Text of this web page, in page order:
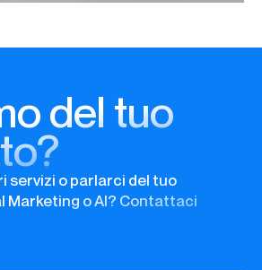
del tuo
servizi o parlarci del tuo
Marketing o AI? Contattaci